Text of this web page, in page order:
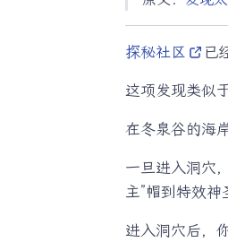
探秘社区 已
这项发现类似
在冬泉谷的海
一旦进入洞穴
主”帽到特效神
进入洞穴后，